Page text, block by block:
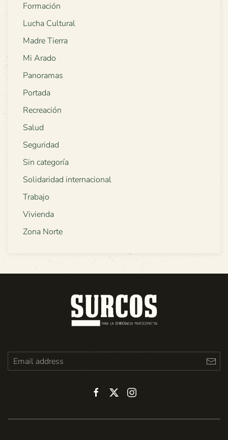
Formación
Lucha Cultural
Madre Tierra
Mi Arado
Panoramas
Portada
Recreación
Salud
Seguridad
Sin categoría
Solidaridad internacional
Trabajo
Vivienda
Zona Norte